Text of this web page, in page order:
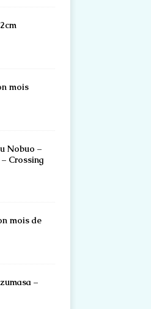
mois
Nobuo –
Crossing
mois de
–